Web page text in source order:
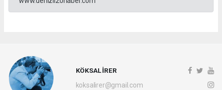
KÖKSAL İRER
koksalirer@gmail.com